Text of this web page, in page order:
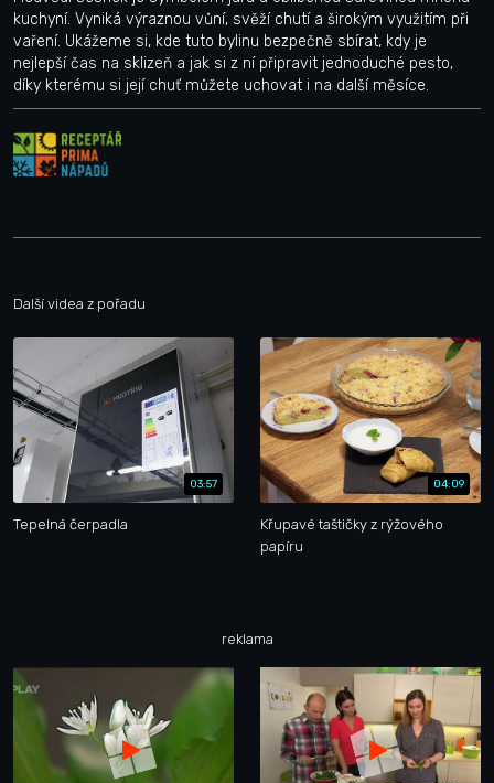
kuchyní. Vyniká výraznou vůní, svěží chutí a širokým využitím při
vaření. Ukážeme si, kde tuto bylinu bezpečně sbírat, kdy je
nejlepší čas na sklizeň a jak si z ní připravit jednoduché pesto,
díky kterému si její chuť můžete uchovat i na další měsíce.
Další videa z pořadu
03:57
Tepelná čerpadla
04:09
Křupavé taštičky z rýžového
papíru
reklama